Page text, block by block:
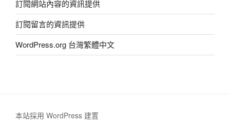
訂閱網站內容的資訊提供
訂閱留言的資訊提供
WordPress.org 台灣繁體中文
本站採用 WordPress 建置